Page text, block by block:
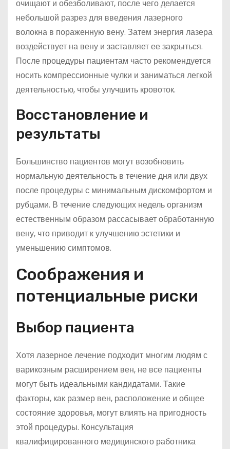
очищают и обезболивают, после чего делается
небольшой разрез для введения лазерного
волокна в пораженную вену. Затем энергия лазера
воздействует на вену и заставляет ее закрыться.
После процедуры пациентам часто рекомендуется
носить компрессионные чулки и заниматься легкой
деятельностью, чтобы улучшить кровоток.
Восстановление и
результаты
Большинство пациентов могут возобновить
нормальную деятельность в течение дня или двух
после процедуры с минимальным дискомфортом и
рубцами. В течение следующих недель организм
естественным образом рассасывает обработанную
вену, что приводит к улучшению эстетики и
уменьшению симптомов.
Соображения и
потенциальные риски
Выбор пациента
Хотя лазерное лечение подходит многим людям с
варикозным расширением вен, не все пациенты
могут быть идеальными кандидатами. Такие
факторы, как размер вен, расположение и общее
состояние здоровья, могут влиять на пригодность
этой процедуры. Консультация
квалифицированного медицинского работника